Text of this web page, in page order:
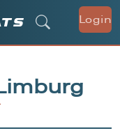
Login